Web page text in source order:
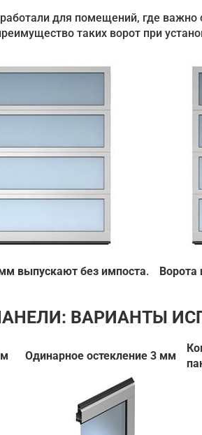
для помещений, где важно
таких ворот при
выпускают без импоста. Ворота
ВАРИАНТЫ
Одинарное остекление 3 мм